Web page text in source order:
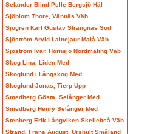
Selander Blind-Pelle Bergsjö Häl
Sjöblom Thore, Vännäs Väb
Sjögren Karl Gustav Strängnäs Söd
Sjöström Arvid Lainejaur Malå Väb
Sjöström Ivar, Hörnsjö Nordmaling Väb
Skog Lina, Liden Med
Skoglund i Långskog Med
Skoglund Jonas, Tierp Upp
Smedberg Gösta, Selånger Med
Smedberg Henry Selånger Med
Stenberg Erik Långviken Skellefteå Väb
Strand, Frans August, Urshult Småland